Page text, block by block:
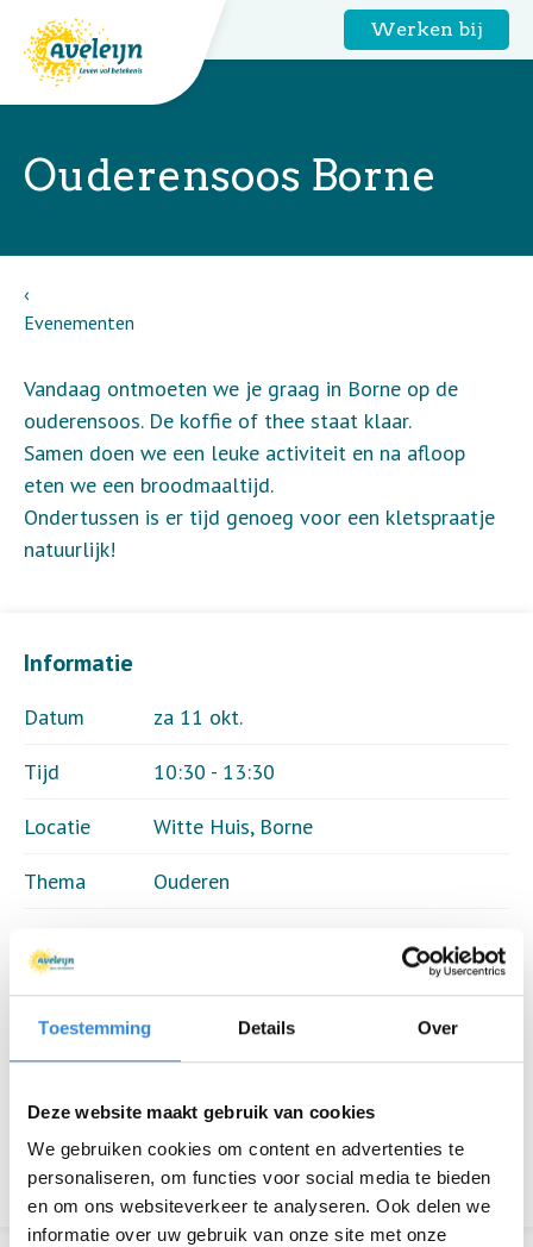
Toestemming Details Over
Deze website maakt gebruik van cookies
We gebruiken cookies om content en advertenties te
personaliseren, om functies voor social media te bieden
en om ons websiteverkeer te analyseren. Ook delen we
informatie over uw gebruik van onze site met onze
Werken bij
Ouderensoos Borne
Evenementen
Informatie
Datum
za 11 okt.
Tijd
10:30 - 13:30
Locatie
Witte Huis, Borne
Thema
Ouderen
Deelnemers
25 van 25
Aanmelden is niet meer mogelijk.
Terug naar het overzicht
Vandaag ontmoeten we je graag in Borne op de
ouderensoos. De koffie of thee staat klaar.
Samen doen we een leuke activiteit en na afloop
eten we een broodmaaltijd.
Ondertussen is er tijd genoeg voor een kletspraatje
natuurlijk!